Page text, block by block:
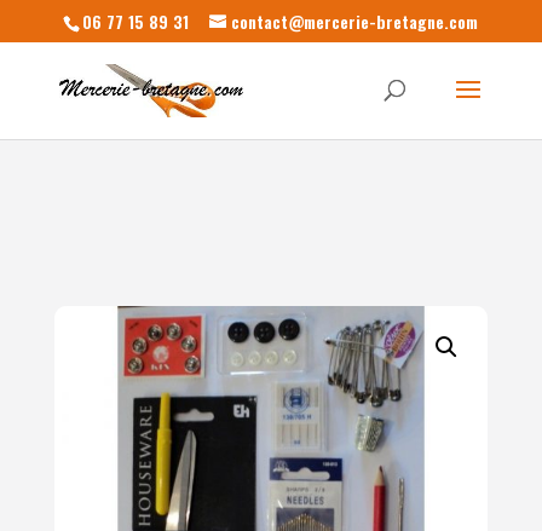
06 77 15 89 31 contact@mercerie-bretagne.com